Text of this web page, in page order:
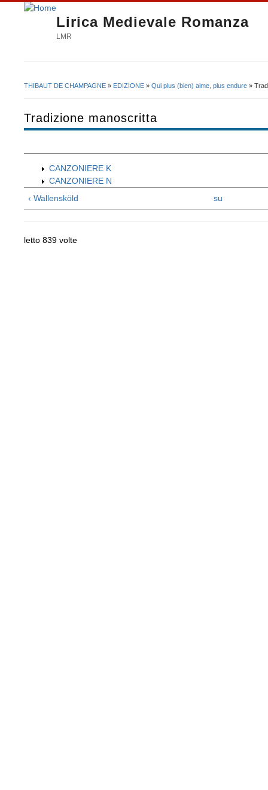
Lirica Medievale Romanza
LMR
THIBAUT DE CHAMPAGNE » EDIZIONE » Qui plus (bien) aime, plus endure »
Tradizione manoscritta
CANZONIERE K
CANZONIERE N
‹ Wallensköld
su
letto 839 volte